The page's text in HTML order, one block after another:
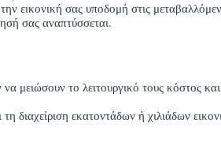
σας υποδομή στις
σας αναπτύσσεται.
μειώσουν το λειτουργικό τους κόστος
εκατοντάδων ή χιλιάδων